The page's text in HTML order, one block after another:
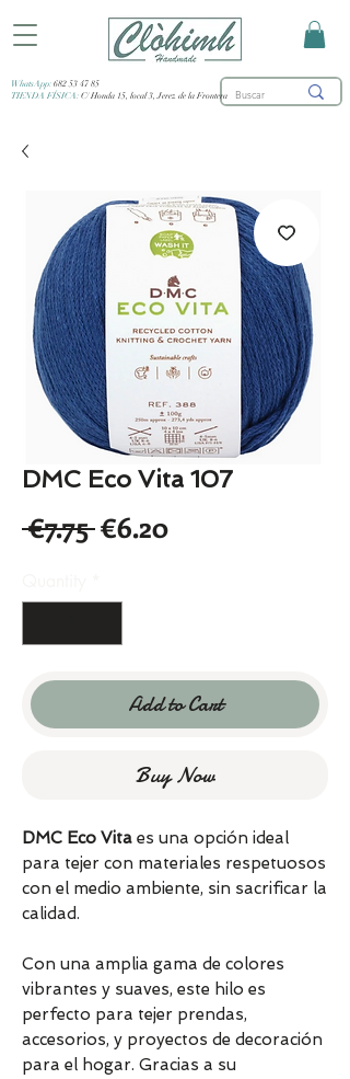
WhatsApp: 682 53 47 85
TIENDA FÍSICA: C/ Honda 15, local 3, Jerez de la Frontera
DMC Eco Vita 107
€7.75 Regular
€6.20Sale
Add to Cart
Buy Now
DMC Eco Vita es una opción ideal
para tejer con materiales respetuosos
con el medio ambiente, sin sacrificar la
calidad.
Con una amplia gama de colores
vibrantes y suaves, este hilo es
perfecto para tejer prendas,
accesorios, y proyectos de decoración
para el hogar. Gracias a su